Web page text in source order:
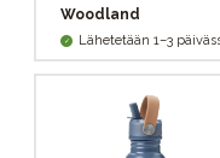
Woodland
Lähetetään 1–3